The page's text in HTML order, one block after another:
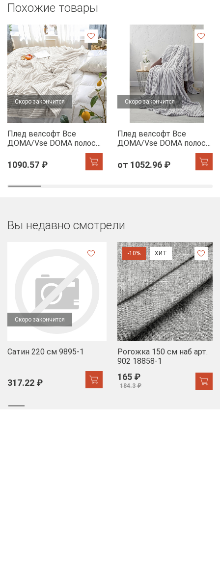
Похожие товары
Скоро закончится
Плед велсофт Все
ДOMA/Vse DOMA полоса
1 см., цвет молочный,
ролик
1090.57 ₽
Скоро закончится
Плед велсофт Все
ДOMA/Vse DOMA полоса
1 см., цвет шиншилла,
ролик
от 1052.96 ₽
Вы недавно смотрели
Скоро закончится
Сатин 220 см 9895-1
317.22 ₽
-10% ХИТ
Рогожка 150 см наб арт.
902 18858-1
165 ₽
184.3 ₽